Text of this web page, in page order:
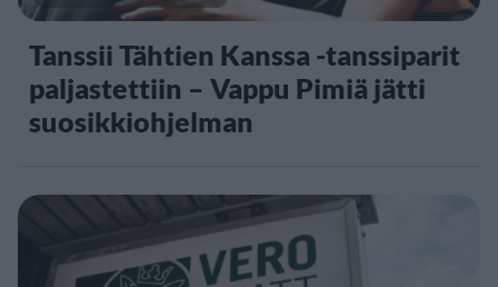
Tanssii Tähtien Kanssa -tanssiparit
paljastettiin – Vappu Pimiä jätti
suosikkiohjelman